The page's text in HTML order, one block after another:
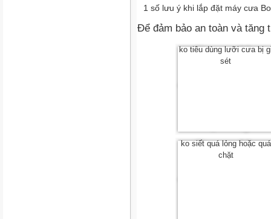
1 số lưu ý khi lắp đặt máy cưa
Để đảm bảo an toàn và tăng
ko tiêu dùng lưỡi cưa bị
sét
ko siết quá lỏng hoặc quá
chặt